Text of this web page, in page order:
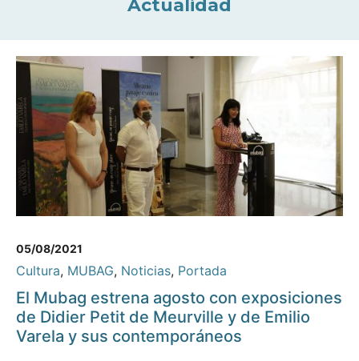
Actualidad
05/08/2021
Cultura, MUBAG, Noticias, Portada
El Mubag estrena agosto con exposiciones
de Didier Petit de Meurville y de Emilio
Varela y sus contemporáneos